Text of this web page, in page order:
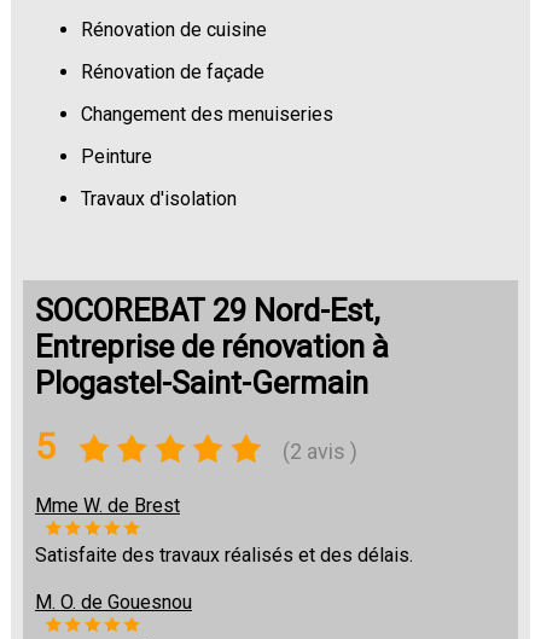
Rénovation de cuisine
Rénovation de façade
Changement des menuiseries
Peinture
Travaux d'isolation
SOCOREBAT 29 Nord-Est,
Entreprise de rénovation à
Plogastel-Saint-Germain
5 (2 avis )
Mme W. de Brest
Satisfaite des travaux réalisés et des délais.
M. O. de Gouesnou